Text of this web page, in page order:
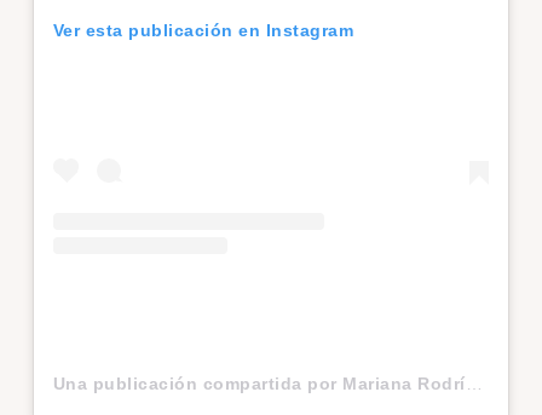
Ver esta publicación en Instagram